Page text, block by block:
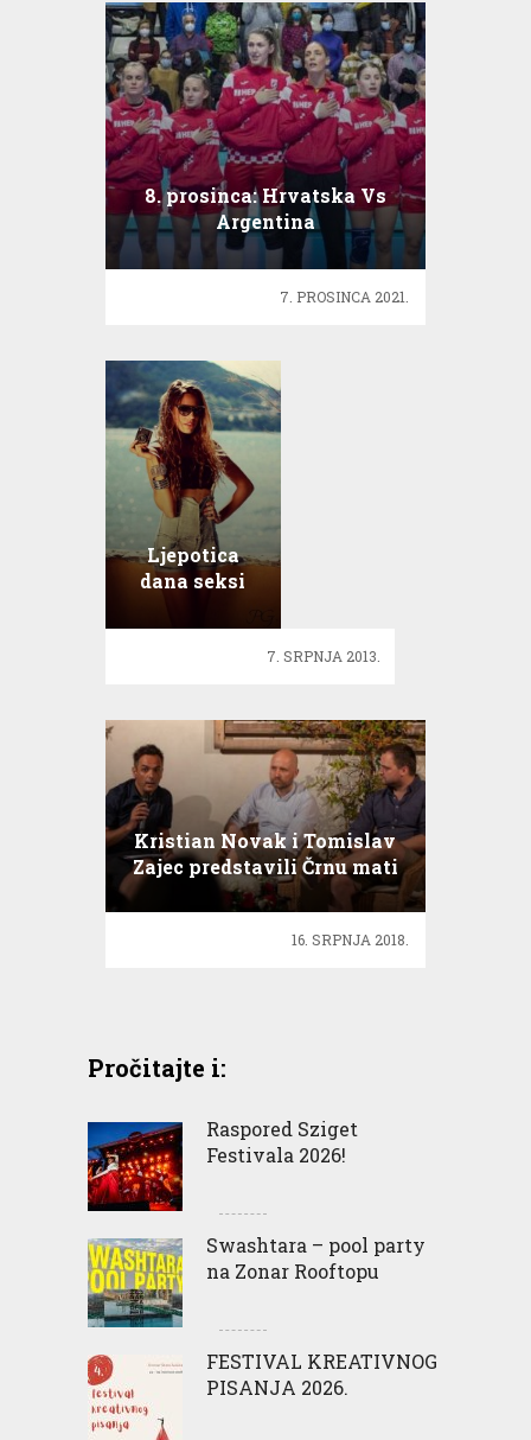
8. prosinca: Hrvatska Vs
Argentina
7. PROSINCA 2021.
Ljepotica
dana seksi
Omiša
7. SRPNJA 2013.
Kristian Novak i Tomislav
Zajec predstavili Črnu mati
zemlu
16. SRPNJA 2018.
Pročitajte i:
Raspored Sziget
Festivala 2026!
Swashtara – pool party
na Zonar Rooftopu
FESTIVAL KREATIVNOG
PISANJA 2026.